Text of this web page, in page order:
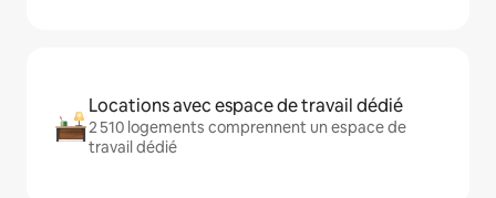
Locations avec espace de travail dédié
2 510 logements comprennent un espace de
travail dédié